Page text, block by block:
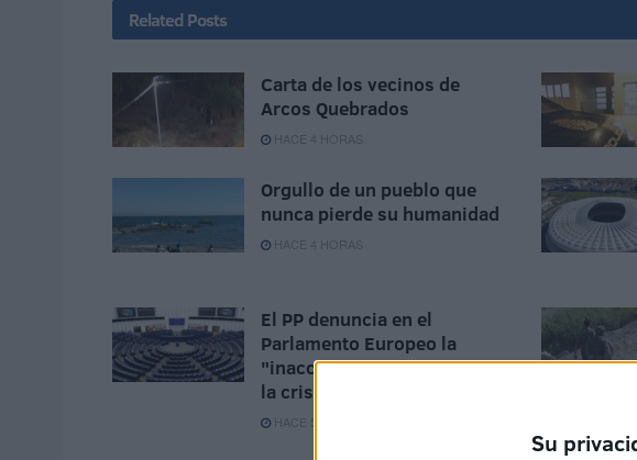
Su
Related Posts
Carta de los vecinos de
Arcos Quebrados
HACE 4 HORAS
Orgullo de un pueblo que
nunca pierde su humanidad
HACE 4 HORAS
El PP denuncia en el
Parlamento Europeo la
"inacción" de Sánchez ante
la crisis de Ceuta
HACE 5 HORAS